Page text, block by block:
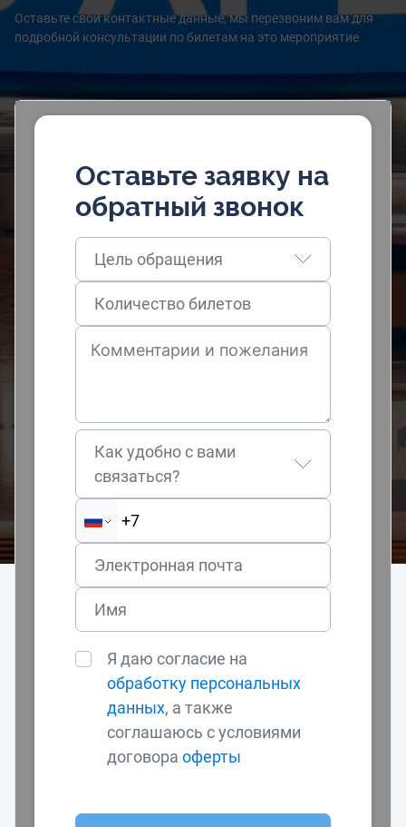
Оставьте свои контактные данные, мы перезвоним вам для
подробной консультации по билетам на это мероприятие
Оставьте заявку на
обратный звонок
Цель обращения
Как удобно с вами
связаться?
Я даю согласие на
обработку персональных
данных, а также
соглашаюсь с условиями
договораоферты